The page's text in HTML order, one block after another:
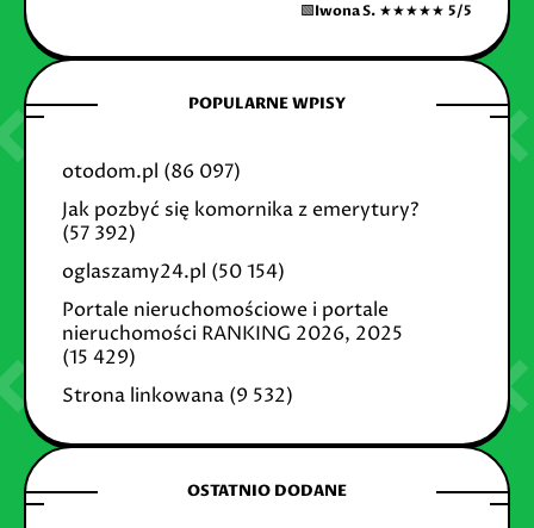
🟩Iwona S. ★★★★★ 5/5
POPULARNE WPISY
otodom.pl (86 097)
Jak pozbyć się komornika z emerytury?
(57 392)
oglaszamy24.pl (50 154)
Portale nieruchomościowe i portale
nieruchomości RANKING 2026, 2025
(15 429)
Strona linkowana (9 532)
OSTATNIO DODANE